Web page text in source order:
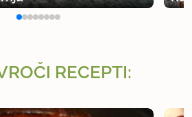
RECEPTI: